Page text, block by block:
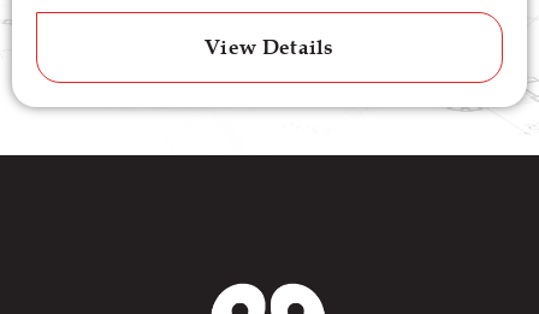
View Details